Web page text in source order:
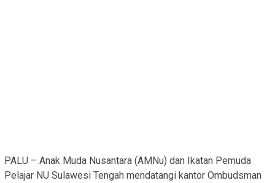
PALU – Anak Muda Nusantara (AMNu) dan Ikatan Pemuda
Pelajar NU Sulawesi Tengah mendatangi kantor Ombudsman